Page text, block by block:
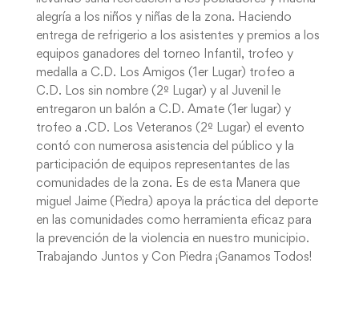
alegría a los niños y niñas de la zona. Haciendo
entrega de refrigerio a los asistentes y premios a los
equipos ganadores del torneo Infantil, trofeo y
medalla a C.D. Los Amigos (1er Lugar) trofeo a
C.D. Los sin nombre (2º Lugar) y al Juvenil le
entregaron un balón a C.D. Amate (1er lugar) y
trofeo a .CD. Los Veteranos (2º Lugar) el evento
contó con numerosa asistencia del público y la
participación de equipos representantes de las
comunidades de la zona. Es de esta Manera que
miguel Jaime (Piedra) apoya la práctica del deporte
en las comunidades como herramienta eficaz para
la prevención de la violencia en nuestro municipio.
Trabajando Juntos y Con Piedra ¡Ganamos Todos!